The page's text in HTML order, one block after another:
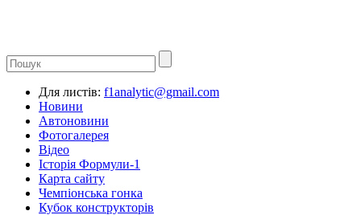
Для листів: f1analytic@gmail.com
Новини
Автоновини
Фотогалерея
Відео
Історія Формули-1
Карта сайту
Чемпіонська гонка
Кубок конструкторів